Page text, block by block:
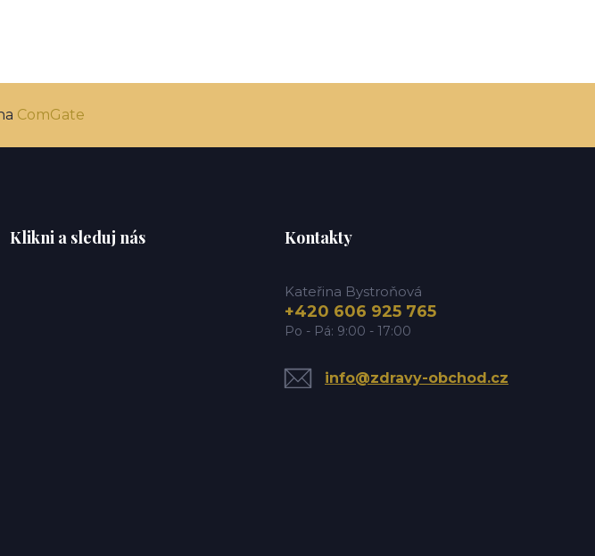
ComGate
Klikni a sleduj nás Kontakty
Kateřina Bystroňová
+420 606 925 765
Po - Pá: 9:00 - 17:00
info@zdravy-obchod.cz